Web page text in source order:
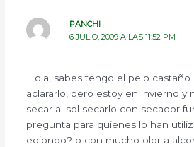
PANCHI
6 JULIO, 2009 A LAS 11:52 PM
Hola, sabes tengo el pelo
aclararlo, pero estoy en invierno y
secar al sol secarlo con secador
pregunta para quienes lo han
ediondo? o con mucho olor a